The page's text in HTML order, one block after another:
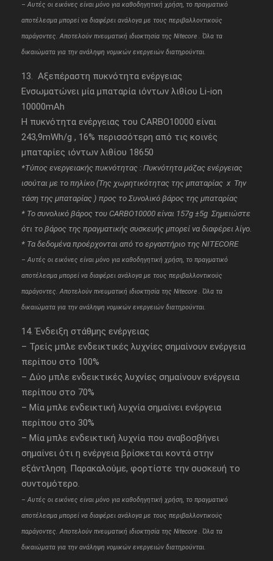
– Aυτές οι εικόνες είναι μόνο για καθοδηγητική χρήση, το πραγματικό
αποτέλεσμα μπορεί να διαφέρει ανάλογα με τους περιβαλλοντικούς
παράγοντες. Αποτελούν πνευματική ιδιοκτησία της Nitecore . Όλα τα
δικαιώματα για την ανάληψη νομικών ενεργειών διατηρούνται.
13. Αξεπέραστη πυκνότητα ενέργειας
Ενσωματώνει μία μπαταρία ιόντων λιθίου Li-ion
10000mAh
Η πυκνότητα ενέργειας του CARBO10000 είναι
243,9mWh/g , 16% περισσότερη από τις κοινές
μπαταρίες ιόντων λιθίου 18650
*Tύπος ενεργειακής πυκνότητας : Πυκνότητα μάζας ενέργειας
ισούται με το πηλίκο (Της χωρητικότητας της μπαταρίας x Την
τάση της μπαταρίας ) προς το Συνολικό βάρος της μπαταρίας
* Το συνολικό βάρος του CARBO10000 είναι 157g ±5g Σημειώστε
ότι το βάρος της πραγματικής συσκευής μπορεί να διαφέρει λίγο.
* Τα δεδομένα προέρχονται από το εργαστήριο της NITECORE
– Aυτές οι εικόνες είναι μόνο για καθοδηγητική χρήση, το πραγματικό
αποτέλεσμα μπορεί να διαφέρει ανάλογα με τους περιβαλλοντικούς
παράγοντες. Αποτελούν πνευματική ιδιοκτησία της Nitecore . Όλα τα
δικαιώματα για την ανάληψη νομικών ενεργειών διατηρούνται.
14. Ένδειξη στάθμης ενέργειας
– Τρείς μπλε ενδεικτικές λυχνίες σημαίνουν ενέργεια
περίπου στο 100%
– Δύο μπλε ενδεικτικές λυχνίες σημαίνουν ενέργεια
περίπου στο 70%
– Μία μπλε ενδεικτική λυχνία σημαίνει ενέργεια
περίπου στο 30%
– Μία μπλε ενδεικτική λυχνία που αναβοσβήνει
σημαίνει ότι η ενέργεια βρίσκεται κοντά στην
εξάντληση. Παρακαλούμε, φορτίστε την συσκευή το
συντομότερο.
– Aυτές οι εικόνες είναι μόνο για καθοδηγητική χρήση, το πραγματικό
αποτέλεσμα μπορεί να διαφέρει ανάλογα με τους περιβαλλοντικούς
παράγοντες. Αποτελούν πνευματική ιδιοκτησία της Nitecore . Όλα τα
δικαιώματα για την ανάληψη νομικών ενεργειών διατηρούνται.